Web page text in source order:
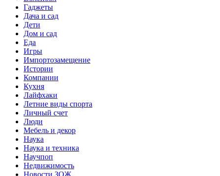
Гаджеты
Дача и сад
Дети
Дом и сад
Еда
Игры
Импортозамещение
Истории
Компании
Кухня
Лайфхаки
Летние виды спорта
Личный счет
Люди
Мебель и декор
Наука
Наука и техника
Научпоп
Недвижимость
Новости ЗОЖ